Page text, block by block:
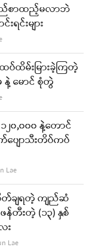
ည်စာထည့်မလာဘဲ
ရင်းများ
ထိမ်းမြားခဲ့ကြတဲ့
နဲ့ မောင် စုံတွဲ
၀,၀၀၀ နဲ့တောင်
ျောသီးတိပ်ကပ်
Lae
စိတ်ချရတဲ့ ကျည်ဆံ
န်တီးတဲ့ (၁၃) နှစ်
း
Lae